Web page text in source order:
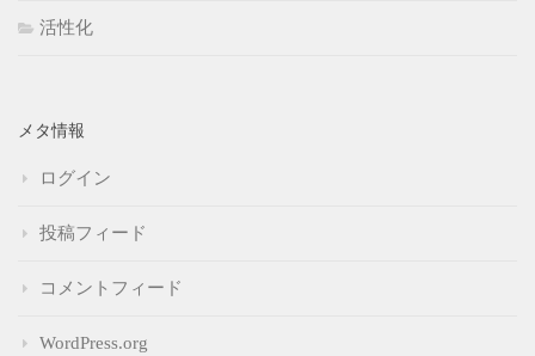
活性化
メタ情報
ログイン
投稿フィード
コメントフィード
WordPress.org